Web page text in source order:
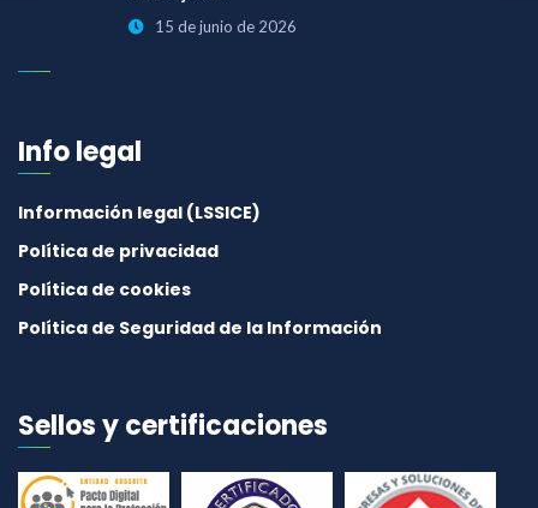
15 de junio de 2026
Info legal
Información legal (LSSICE)
Política de privacidad
Política de cookies
Política de Seguridad de la Información
Sellos y certificaciones